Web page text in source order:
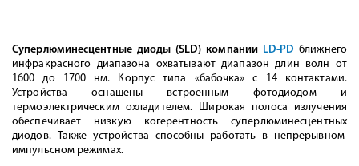
Суперлюминесцентные диоды (SLD) компании LD-PD ближнего
инфракрасного диапазона охватывают диапазон длин волн от
1600 до 1700 нм. Корпус типа «бабочка» с 14 контактами.
Устройства оснащены встроенным фотодиодом и
термоэлектрическим охладителем. Широкая полоса излучения
обеспечивает низкую когерентность суперлюминесцентных
диодов. Также устройства способны работать в непрерывном
импульсном режимах.